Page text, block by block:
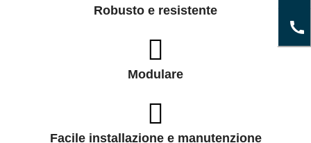
Robusto e resistente
Modulare
Facile installazione e manutenzione